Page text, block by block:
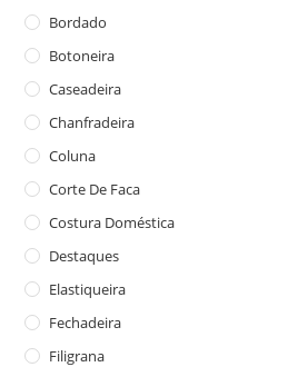
Bordado
Botoneira
Caseadeira
Chanfradeira
Coluna
Corte De Faca
Costura Doméstica
Destaques
Elastiqueira
Fechadeira
Filigrana